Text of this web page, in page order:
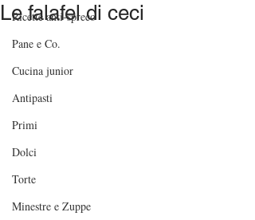
Ricette anti-spreco
Pane e Co.
Cucina junior
Antipasti
Primi
Dolci
Torte
Minestre e Zuppe
Le falafel di ceci